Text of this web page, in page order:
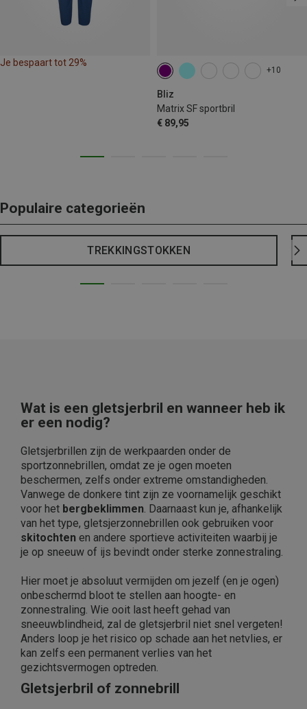
Je bespaart tot 29%
+10
Bliz
Matrix SF sportbril
€ 89,95
Populaire categorieën
TREKKINGSTOKKEN
Wat is een gletsjerbril en wanneer heb ik
er een nodig?
Gletsjerbrillen zijn de werkpaarden onder de
sportzonnebrillen, omdat ze je ogen moeten
beschermen, zelfs onder extreme omstandigheden.
Vanwege de donkere tint zijn ze voornamelijk geschikt
voor het bergbeklimmen. Daarnaast kun je, afhankelijk
van het type, gletsjerzonnebrillen ook gebruiken voor
skitochten en andere sportieve activiteiten waarbij je
je op sneeuw of ijs bevindt onder sterke zonnestraling.
Hier moet je absoluut vermijden om jezelf (en je ogen)
onbeschermd bloot te stellen aan hoogte- en
zonnestraling. Wie ooit last heeft gehad van
sneeuwblindheid, zal de gletsjerbril niet snel vergeten!
Anders loop je het risico op schade aan het netvlies, er
kan zelfs een permanent verlies van het
gezichtsvermogen optreden.
Gletsjerbril of zonnebrill